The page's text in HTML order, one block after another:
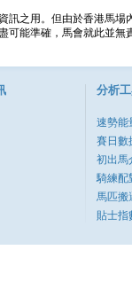
訊之用。但由於香港馬
可能準確，馬會就此並
分析
速勢能
賽日數
初出馬
騎練配
馬匹搬
貼士指